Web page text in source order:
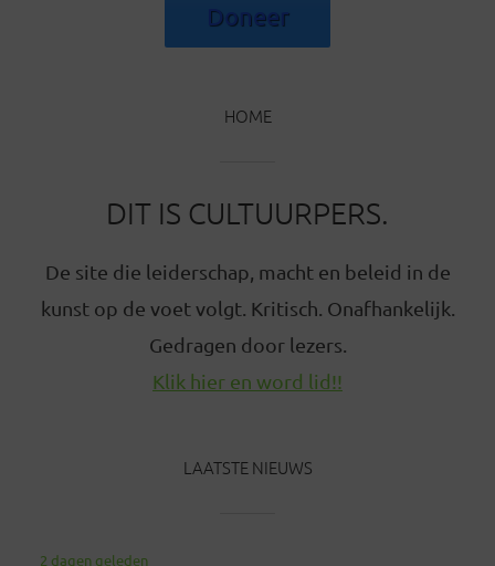
Doneer
HOME
DIT IS CULTUURPERS.
De site die leiderschap, macht en beleid in de
kunst op de voet volgt. Kritisch. Onafhankelijk.
Gedragen door lezers.
Klik hier en word lid!!
LAATSTE NIEUWS
2 dagen geleden